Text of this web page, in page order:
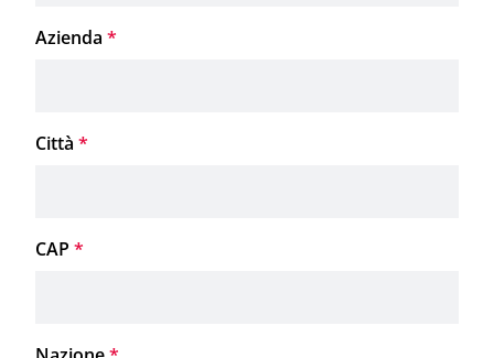
Azienda *
Città *
CAP *